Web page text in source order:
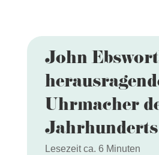
John
Uhrmacher
Jahrhunderts
Lesezeit ca. 6 Minuten